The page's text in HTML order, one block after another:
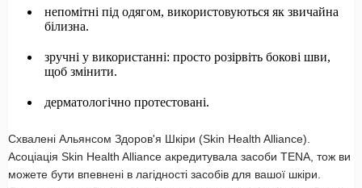
непомітні під одягом, використовуються як звичайна
білизна.
зручні у використанні: просто розірвіть бокові шви,
щоб змінити.
дерматологічно протестовані.
Схвалені Альянсом Здоров'я Шкіри (Skin Health Alliance).
Асоціація Skin Health Alliance акредитувала засоби TENA, тож ви
можете бути впевнені в лагідності засобів для вашої шкіри.